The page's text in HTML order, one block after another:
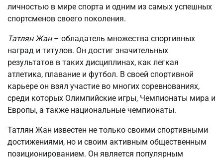
личностью в мире спорта и одним из самых успешных
спортсменов своего поколения.
Татлян Жан– обладатель множества спортивных
наград и титулов. Он достиг значительных
результатов в таких дисциплинах, как легкая
атлетика, плавание и футбол. В своей спортивной
карьере он взял участие во многих соревнованиях,
среди которых Олимпийские игры, Чемпионаты мира и
Европы, а также национальные чемпионаты.
Татлян Жан известен не только своими спортивными
достижениями, но и своим активным общественным
позиционированием. Он является популярным